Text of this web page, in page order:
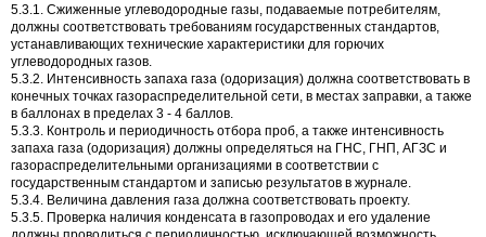
5.3.1. Сжиженные углеводородные газы, подаваемые потребителям,
должны соответствовать требованиям государственных стандартов,
устанавливающих технические характеристики для горючих
углеводородных газов.
5.3.2. Интенсивность запаха газа (одоризация) должна соответствовать в
конечных точках газораспределительной сети, в местах заправки, а также
в баллонах в пределах 3 - 4 баллов.
5.3.3. Контроль и периодичность отбора проб, а также интенсивность
запаха газа (одоризация) должны определяться на ГНС, ГНП, АГЗС и
газораспределительными организациями в соответствии с
государственным стандартом и записью результатов в журнале.
5.3.4. Величина давления газа должна соответствовать проекту.
5.3.5. Проверка наличия конденсата в газопроводах и его удаление